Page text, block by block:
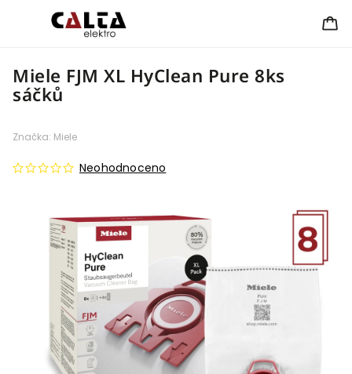
Miele FJM XL HyClean Pure 8ks
sáčků
Neohodnoceno
Značka: Miele